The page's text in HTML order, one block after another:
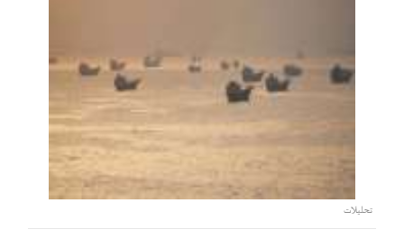
تحليلات